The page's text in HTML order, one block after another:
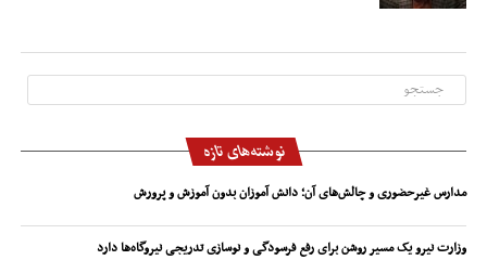
نوشته‌های تازه
مدارس غیرحضوری و چالش‌های آن؛ دانش آموزان بدون آموزش و پرورش
وزارت نیرو یک مسیر روشن برای رفع فرسودگی و نوسازی تدریجی نیروگاه‌ها دارد